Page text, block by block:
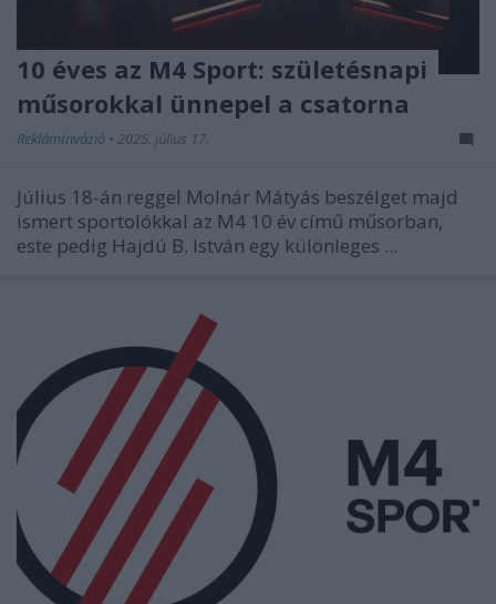
10 éves az M4 Sport: születésnapi
műsorokkal ünnepel a csatorna
ReklámInvázió • 2025. július 17.
Július 18-án reggel Molnár Mátyás beszélget majd
ismert sportolókkal az M4 10 év című műsorban,
este pedig Hajdú B. István egy különleges ...